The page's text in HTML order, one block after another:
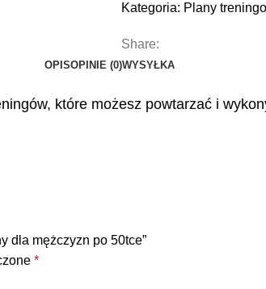
50tce
Kategoria: Plany
Share:
OPISOPINIE (0)WYSYŁKA
które możesz powtarzać i
dla mężczyzn po 50tce”
*